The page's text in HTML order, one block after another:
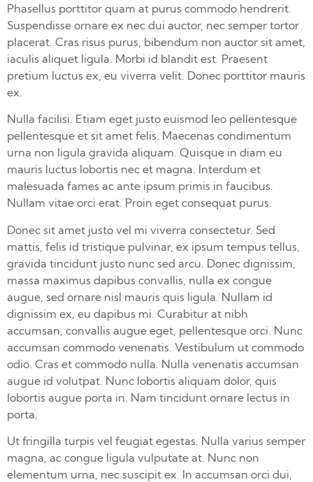
Phasellus porttitor quam at purus commodo hendrerit.
Suspendisse ornare ex nec dui auctor, nec semper tortor
placerat. Cras risus purus, bibendum non auctor sit amet,
iaculis aliquet ligula. Morbi id blandit est. Praesent
pretium luctus ex, eu viverra velit. Donec porttitor mauris
ex.
Nulla facilisi. Etiam eget justo euismod leo pellentesque
pellentesque et sit amet felis. Maecenas condimentum
urna non ligula gravida aliquam. Quisque in diam eu
mauris luctus lobortis nec et magna. Interdum et
malesuada fames ac ante ipsum primis in faucibus.
Nullam vitae orci erat. Proin eget consequat purus.
Donec sit amet justo vel mi viverra consectetur. Sed
mattis, felis id tristique pulvinar, ex ipsum tempus tellus,
gravida tincidunt justo nunc sed arcu. Donec dignissim,
massa maximus dapibus convallis, nulla ex congue
augue, sed ornare nisl mauris quis ligula. Nullam id
dignissim ex, eu dapibus mi. Curabitur at nibh
accumsan, convallis augue eget, pellentesque orci. Nunc
accumsan commodo venenatis. Vestibulum ut commodo
odio. Cras et commodo nulla. Nulla venenatis accumsan
augue id volutpat. Nunc lobortis aliquam dolor, quis
lobortis augue porta in. Nam tincidunt ornare lectus in
porta.
Ut fringilla turpis vel feugiat egestas. Nulla varius semper
magna, ac congue ligula vulputate at. Nunc non
elementum urna, nec suscipit ex. In accumsan orci dui,